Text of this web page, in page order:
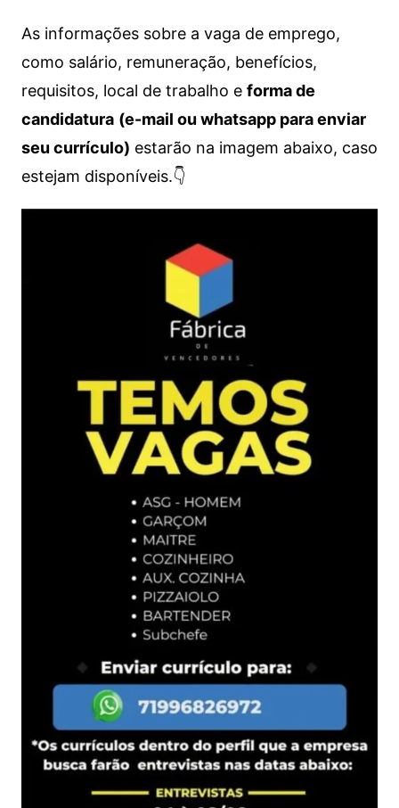
As informações sobre a vaga de emprego,
como salário, remuneração, benefícios,
requisitos, local de trabalho e forma de
candidatura (e-mail ou whatsapp para enviar
seu currículo) estarão na imagem abaixo, caso
estejam disponíveis.👇